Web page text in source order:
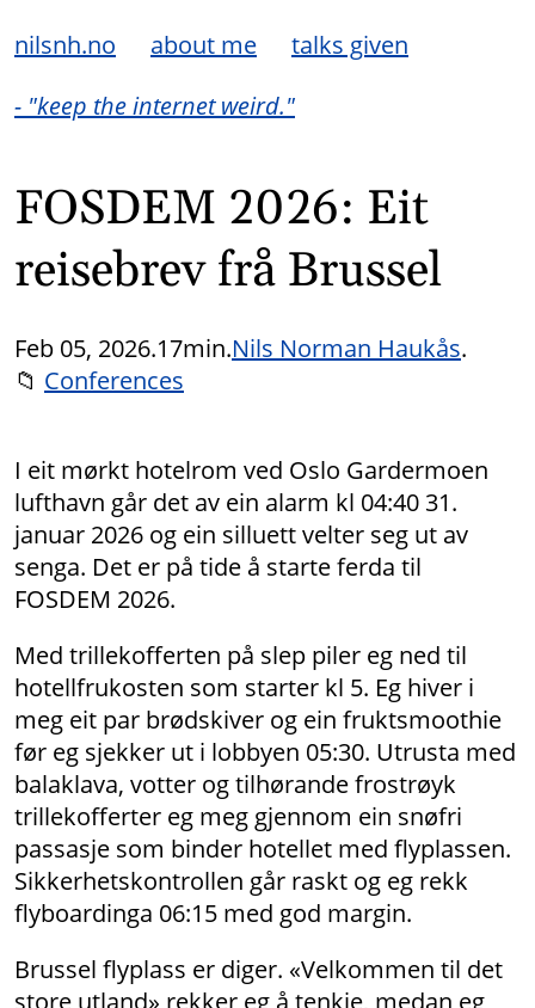
nilsnh.no about me
talks given
- "keep the internet weird."
FOSDEM 2026: Eit
reisebrev frå Brussel
Feb 05, 2026.17min.Nils Norman Haukås.
📁 Conferences
I eit mørkt hotelrom ved Oslo Gardermoen
lufthavn går det av ein alarm kl 04:40 31.
januar 2026 og ein silluett velter seg ut av
senga. Det er på tide å starte ferda til
FOSDEM 2026.
Med trillekofferten på slep piler eg ned til
hotellfrukosten som starter kl 5. Eg hiver i
meg eit par brødskiver og ein fruktsmoothie
før eg sjekker ut i lobbyen 05:30. Utrusta med
balaklava, votter og tilhørande frostrøyk
trillekofferter eg meg gjennom ein snøfri
passasje som binder hotellet med flyplassen.
Sikkerhetskontrollen går raskt og eg rekk
flyboardinga 06:15 med god margin.
Brussel flyplass er diger. «Velkommen til det
store utland» rekker eg å tenkje, medan eg